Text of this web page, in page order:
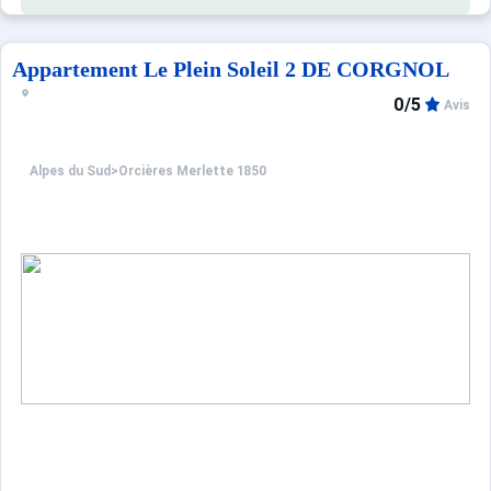
Appartement Le Plein Soleil 2 DE CORGNOL
Alpes du Sud >Orcières Merlette 1850
0/5 Avis